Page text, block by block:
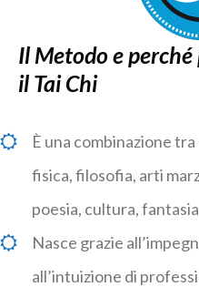
Il Metodo e
il Tai Chi
È una combinazione
fisica, filosofia, arti
poesia, cultura, fantasia
Nasce grazie
all’intuizione di